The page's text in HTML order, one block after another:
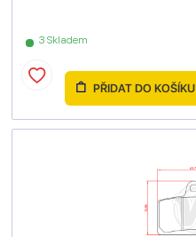
3 Skladem
PŘIDAT DO KOŠÍKU